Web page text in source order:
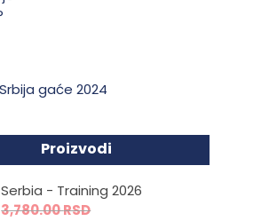
Proizvodi
Serbia - Training 2026
3,780.00RSD